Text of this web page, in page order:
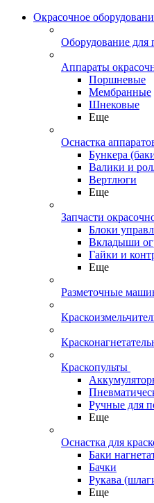
Окрасочное
Оборудование для
Аппараты
Поршневые
Мембранные
Шнековые
Еще
Оснастка
Бункера
Валики и
Вертлюги
Еще
Запчасти
Блоки
Вкладыши
Гайки и
Еще
Разметочные
Краскопульты
Ручные для
Еще
Оснастка для
Баки
Бачки
Рукава
Еще